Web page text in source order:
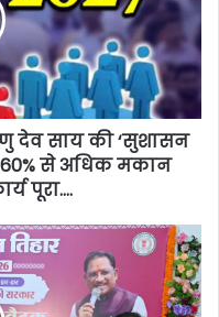
देव साय की ‘सुशासन
60% से अधिक मकान
पूरा….